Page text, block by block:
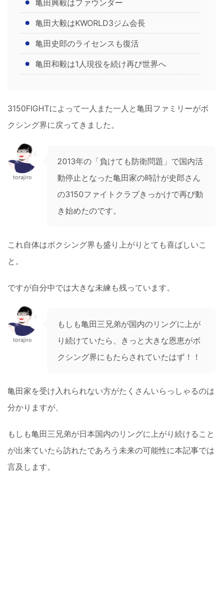
亀田興毅はファウンダー
亀田大毅はKWORLD3ジム会長
亀田史郎のライセンスも復活
亀田和毅は1人現役を続け再び世界へ
3150FIGHTによって一人また一人と亀田ファミリーがボ
クシング界に戻ってきました。
torajiro
2013年の「負けても防衛問題」で国内活
動停止となった亀田家の時計が史郎さん
の3150ファイトクラブきっかけで再び動
き始めたのです。
これ自体はボクシング界も盛り上がりとても喜ばしいこ
と。
ですが自分中では大きな未練も残っています。
torajiro
もしも亀田三兄弟が国内のリングに上が
り続けていたら、きっと大きな恩恵がボ
クシング界にもたらされていたはず！！
亀田家を受け入れられない方がたくさんいらっしゃるのは
分かりますが、
もしも亀田三兄弟が日本国内のリングに上がり続けること
が出来ていたら訪れたであろう未来の可能性に本記事では
言及します。